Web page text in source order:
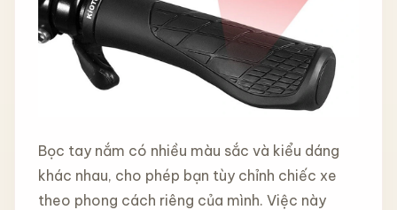
Bọc tay nắm có nhiều màu sắc và kiểu dáng
khác nhau, cho phép bạn tùy chỉnh chiếc xe
theo phong cách riêng của mình. Việc này